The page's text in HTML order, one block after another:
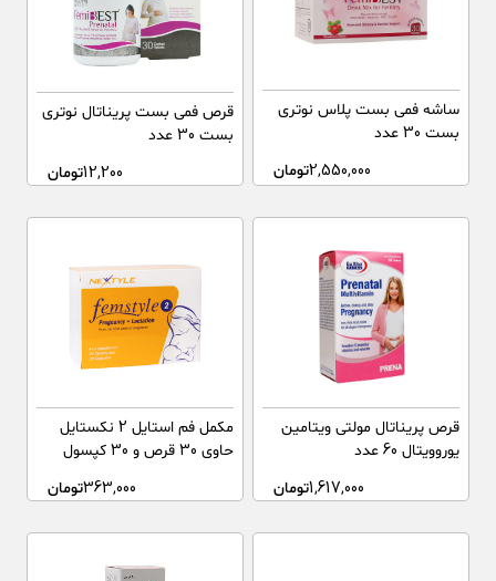
ساشه فمی بست پلاس نوتری
بست 30 عدد
2,550,000تومان
قرص فمی بست پریناتال نوتری
بست 30 عدد
12,200تومان
قرص پریناتال مولتی ویتامین
یوروویتال 60 عدد
1,617,000تومان
مکمل فم استایل 2 نکستایل
حاوی 30 قرص و 30 کپسول
363,000تومان